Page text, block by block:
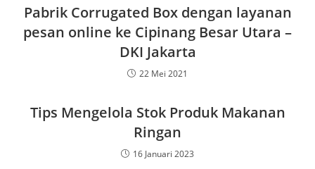
Pabrik Corrugated Box dengan layanan
pesan online ke Cipinang Besar Utara –
DKI Jakarta
22 Mei 2021
Tips Mengelola Stok Produk Makanan
Ringan
16 Januari 2023